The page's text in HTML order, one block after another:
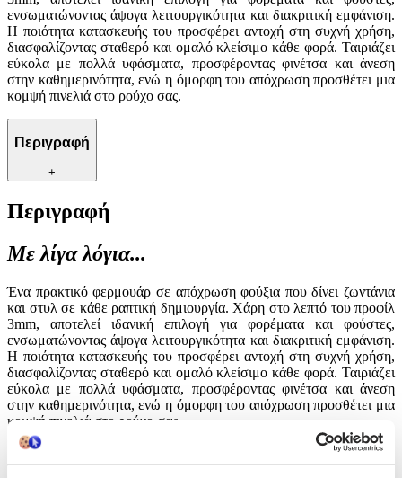
ενσωματώνοντας άψογα λειτουργικότητα και διακριτική εμφάνιση.
Η ποιότητα κατασκευής του προσφέρει αντοχή στη συχνή χρήση,
διασφαλίζοντας σταθερό και ομαλό κλείσιμο κάθε φορά. Ταιριάζει
εύκολα με πολλά υφάσματα, προσφέροντας φινέτσα και άνεση
στην καθημερινότητα, ενώ η όμορφη του απόχρωση προσθέτει μια
κομψή πινελιά στο ρούχο σας.
Περιγραφή
+
Περιγραφή
Με λίγα λόγια...
Ένα πρακτικό φερμουάρ σε απόχρωση φούξια που δίνει ζωντάνια
και στυλ σε κάθε ραπτική δημιουργία. Χάρη στο λεπτό του προφίλ
3mm, αποτελεί ιδανική επιλογή για φορέματα και φούστες,
ενσωματώνοντας άψογα λειτουργικότητα και διακριτική εμφάνιση.
Η ποιότητα κατασκευής του προσφέρει αντοχή στη συχνή χρήση,
διασφαλίζοντας σταθερό και ομαλό κλείσιμο κάθε φορά. Ταιριάζει
εύκολα με πολλά υφάσματα, προσφέροντας φινέτσα και άνεση
στην καθημερινότητα, ενώ η όμορφη του απόχρωση προσθέτει μια
κομψή πινελιά στο ρούχο σας.
Χαρακτηριστικά